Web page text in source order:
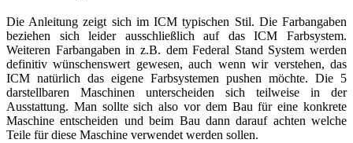
Die Anleitung zeigt sich im ICM typischen Stil. Die Farbangaben
beziehen sich leider ausschließlich auf das ICM Farbsystem.
Weiteren Farbangaben in z.B. dem Federal Stand System werden
definitiv wünschenswert gewesen, auch wenn wir verstehen, das
ICM natürlich das eigene Farbsystemen pushen möchte. Die 5
darstellbaren Maschinen unterscheiden sich teilweise in der
Ausstattung. Man sollte sich also vor dem Bau für eine konkrete
Maschine entscheiden und beim Bau dann darauf achten welche
Teile für diese Maschine verwendet werden sollen.